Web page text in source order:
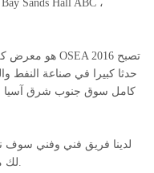
حدثا كبيرا في صناعة
كامل سوق جنوب شرق آسيا
لك مقدمة مفصلة في المجالات التي ترغب فيها.